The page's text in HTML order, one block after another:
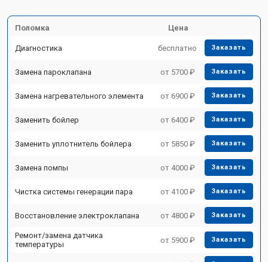
Поломка Цена
Диагностика бесплатно Заказать
Замена пароклапана от 5700 ₽ Заказать
Замена нагревательного элемента от 6900 ₽ Заказать
Заменить бойлер от 6400 ₽ Заказать
Заменить уплотнитель бойлера от 5850 ₽ Заказать
Замена помпы от 4000 ₽ Заказать
Чистка системы генерации пара от 4100 ₽ Заказать
Восстановление электроклапана от 4800 ₽ Заказать
Ремонт/замена датчика
температуры
от 5900 ₽ Заказать